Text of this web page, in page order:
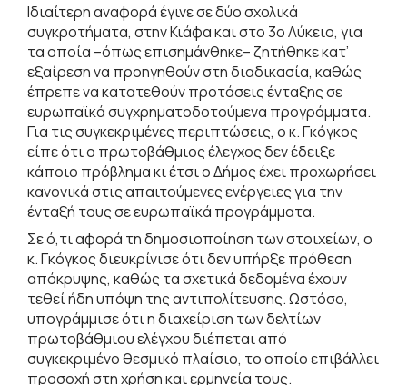
Ιδιαίτερη αναφορά έγινε σε δύο σχολικά
συγκροτήματα, στην Κιάφα και στο 3ο Λύκειο, για
τα οποία –όπως επισημάνθηκε– ζητήθηκε κατ’
εξαίρεση να προηγηθούν στη διαδικασία, καθώς
έπρεπε να κατατεθούν προτάσεις ένταξης σε
ευρωπαϊκά συγχρηματοδοτούμενα προγράμματα.
Για τις συγκεκριμένες περιπτώσεις, ο κ. Γκόγκος
είπε ότι ο πρωτοβάθμιος έλεγχος δεν έδειξε
κάποιο πρόβλημα κι έτσι ο Δήμος έχει προχωρήσει
κανονικά στις απαιτούμενες ενέργειες για την
ένταξή τους σε ευρωπαϊκά προγράμματα.
Σε ό,τι αφορά τη δημοσιοποίηση των στοιχείων, ο
κ. Γκόγκος διευκρίνισε ότι δεν υπήρξε πρόθεση
απόκρυψης, καθώς τα σχετικά δεδομένα έχουν
τεθεί ήδη υπόψη της αντιπολίτευσης. Ωστόσο,
υπογράμμισε ότι η διαχείριση των δελτίων
πρωτοβάθμιου ελέγχου διέπεται από
συγκεκριμένο θεσμικό πλαίσιο, το οποίο επιβάλλει
προσοχή στη χρήση και ερμηνεία τους.